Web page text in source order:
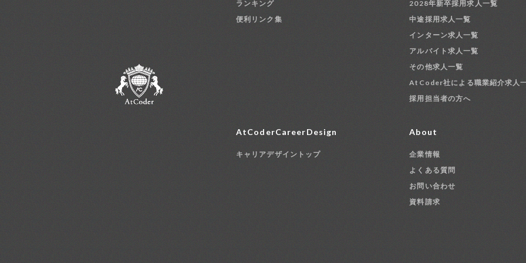
ランキング
便利リンク集
2028年新卒採用求人一覧
中途採用求人一覧
インターン求人一覧
アルバイト求人一覧
その他求人一覧
AtCoder社による職業紹介求人
採用担当者の方へ
AtCoderCareerDesign
キャリアデザイントップ
About
企業情報
よくある質問
お問い合わせ
資料請求